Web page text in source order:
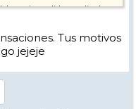
esqui, medidas, radio de
acabado "liso" pero esto
Tus motivos
jejeje